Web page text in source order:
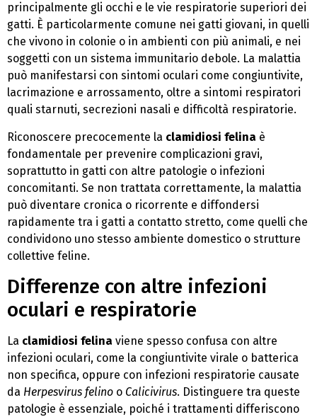
principalmente gli occhi e le vie respiratorie superiori dei
gatti. È particolarmente comune nei gatti giovani, in quelli
che vivono in colonie o in ambienti con più animali, e nei
soggetti con un sistema immunitario debole. La malattia
può manifestarsi con sintomi oculari come congiuntivite,
lacrimazione e arrossamento, oltre a sintomi respiratori
quali starnuti, secrezioni nasali e difficoltà respiratorie.
Riconoscere precocemente la clamidiosi felina è
fondamentale per prevenire complicazioni gravi,
soprattutto in gatti con altre patologie o infezioni
concomitanti. Se non trattata correttamente, la malattia
può diventare cronica o ricorrente e diffondersi
rapidamente tra i gatti a contatto stretto, come quelli che
condividono uno stesso ambiente domestico o strutture
collettive feline.
Differenze con altre infezioni
oculari e respiratorie
La clamidiosi felina viene spesso confusa con altre
infezioni oculari, come la congiuntivite virale o batterica
non specifica, oppure con infezioni respiratorie causate
da Herpesvirus felino o Calicivirus. Distinguere tra queste
patologie è essenziale, poiché i trattamenti differiscono